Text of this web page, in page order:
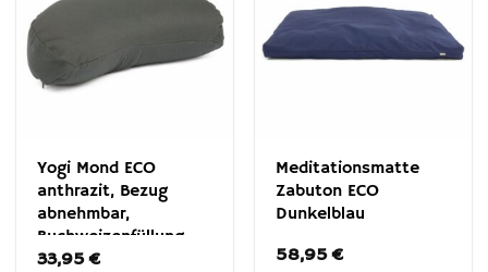
Yogi Mond ECO
anthrazit, Bezug
abnehmbar,
Buchweizenfüllung
33,95€
Meditationsmatte
Zabuton ECO
Dunkelblau
58,95€